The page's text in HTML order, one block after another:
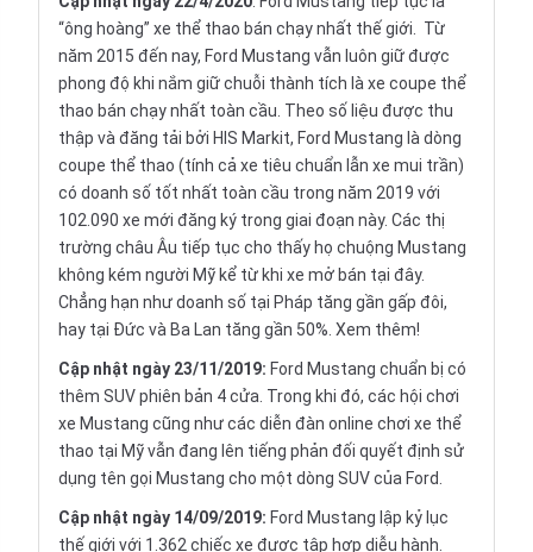
“ông hoàng” xe thể thao bán chạy nhất thế giới. Từ
năm 2015 đến nay, Ford Mustang vẫn luôn giữ được
phong độ khi nắm giữ chuỗi thành tích là xe coupe thể
thao bán chạy nhất toàn cầu. Theo số liệu được thu
thập và đăng tải bởi HIS Markit, Ford Mustang là dòng
coupe thể thao (tính cả xe tiêu chuẩn lẫn xe mui trần)
có doanh số tốt nhất toàn cầu trong năm 2019 với
102.090 xe mới đăng ký trong giai đoạn này. Các thị
trường châu Âu tiếp tục cho thấy họ chuộng Mustang
không kém người Mỹ kể từ khi xe mở bán tại đây.
Chẳng hạn như doanh số tại Pháp tăng gần gấp đôi,
hay tại Đức và Ba Lan tăng gần 50%. Xem thêm!
Cập nhật ngày 23/11/2019: Ford Mustang chuẩn bị có
thêm SUV phiên bản 4 cửa. Trong khi đó, các hội chơi
xe Mustang cũng như các diễn đàn online chơi xe thể
thao tại Mỹ vẫn đang lên tiếng phản đối quyết định sử
dụng tên gọi Mustang cho một dòng SUV của Ford.
Cập nhật ngày 14/09/2019: Ford Mustang lập kỷ lục
thế giới với 1.362 chiếc xe được tập hợp diễu hành.